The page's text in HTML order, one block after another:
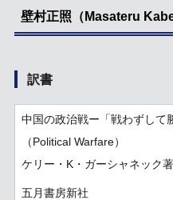
壁村正照（Masateru
訳書
中国の政治戦ー「戦わずして
（Political Warfare）
ケリー・K・ガーシャネック著
五月書房新社